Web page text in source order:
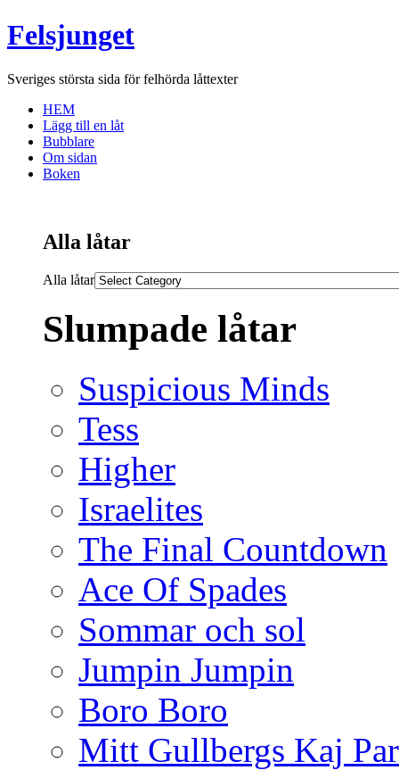
Felsjunget
Sveriges största sida för felhörda låttexter
HEM
Lägg till en låt
Bubblare
Om sidan
Boken
Alla låtar
Alla låtar
Slumpade låtar
Suspicious Minds
Tess
Higher
Israelites
The Final Countdown
Ace Of Spades
Sommar och sol
Jumpin Jumpin
Boro Boro
Mitt Gullbergs Kaj